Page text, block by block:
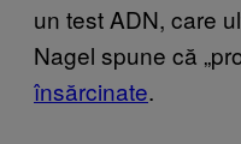
un test ADN, care
Nagel spune că
însărcinate.